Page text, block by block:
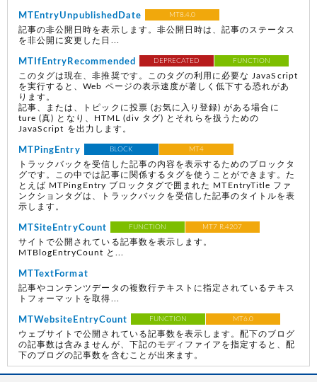
MTEntryUnpublishedDate MT8.4.0
記事の非公開日時を表示します。非公開日時は、記事のステータス
を非公開に変更した日...
MTIfEntryRecommended DEPRECATED FUNCTION
このタグは現在、非推奨です。このタグの利用に必要な JavaScript
を実行すると、Web ページの表示速度が著しく低下する恐れがあ
ります。
記事、または、トピックに投票 (お気に入り登録) がある場合に
ture(真) となり、HTML (div タグ) とそれらを扱うための
JavaScript を出力します。
MTPingEntry BLOCK MT4
トラックバックを受信した記事の内容を表示するためのブロックタ
グです。この中では記事に関係するタグを使うことができます。た
とえば MTPingEntry ブロックタグで囲まれた MTEntryTitle ファ
ンクションタグは、トラックバックを受信した記事のタイトルを表
示します。
MTSiteEntryCount FUNCTION MT7 R.4207
サイトで公開されている記事数を表示します。
MTBlogEntryCount と...
MTTextFormat
記事やコンテンツデータの複数行テキストに指定されているテキス
トフォーマットを取得...
MTWebsiteEntryCount FUNCTION MT6.0
ウェブサイトで公開されている記事数を表示します。配下のブログ
の記事数は含みませんが、下記のモディファイアを指定すると、配
下のブログの記事数を含むことが出来ます。